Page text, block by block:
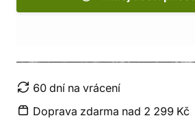
60 dní na vrácení
Doprava zdarma nad 2 299 Kč